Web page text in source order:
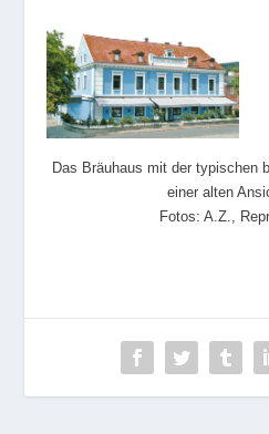
Das Bräuhaus mit der typischen
einer alten
Fotos: A.Z.,